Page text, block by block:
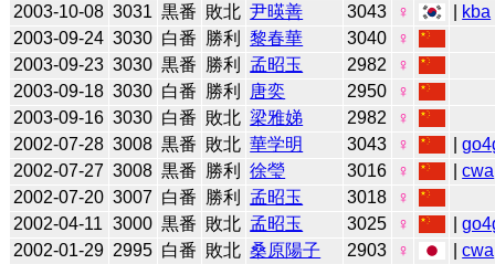
2003-10-08 3031 黒番 敗北 尹暎善 3043 ♀ kba
2003-09-24 3030 白番 勝利 黎春華 3040
♀
2003-09-23 3030 黒番 勝利 孟昭玉 2982
♀
2003-09-18 3030 白番 勝利 唐奕 2950
♀
2003-09-16 3030 白番 敗北 梁雅娣 2982
♀
2002-07-28 3008 黒番 敗北 華学明 3043 ♀ |
2002-07-27 3008 黒番 勝利 徐瑩 3016 ♀ |cwa
2002-07-20 3007 白番 勝利 孟昭玉 3018
♀
2002-04-11 3000 黒番 敗北 孟昭玉 3025 ♀ |
2002-01-29 2995 白番 敗北 桑原陽子 2903 ♀ |cwa